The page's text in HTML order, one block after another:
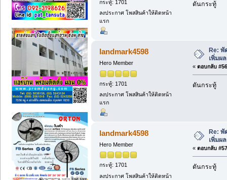
กระทู้: 1701
ลงประกาศ โพสสินค้าให้ติดหน้า
แรก
ดันกระทู้
landmark4598
Hero Member
กระทู้: 1701
ลงประกาศ โพสสินค้าให้ติดหน้า
แรก
Re:
เพิ่มผ
« ตอบกลับ
ดันกระทู้
landmark4598
Hero Member
กระทู้: 1701
ลงประกาศ โพสสินค้าให้ติดหน้า
Re:
เพิ่มผ
« ตอบกลับ
ดันกระทู้